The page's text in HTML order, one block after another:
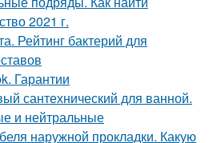
2021 г.
Рейтинг бактерий для
Гарантии
сантехнический для ванной.
и нейтральные
наружной прокладки. Какую